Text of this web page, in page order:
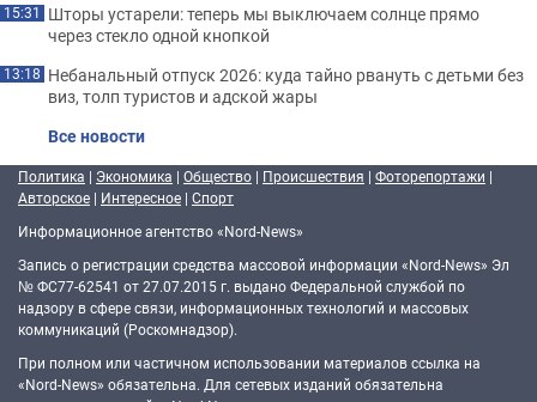
15:31 Шторы устарели: теперь мы выключаем солнце прямо
через стекло одной кнопкой
13:18 Небанальный отпуск 2026: куда тайно рвануть с детьми без
виз, толп туристов и адской жары
Все новости
Политика | Экономика | Общество | Происшествия | Фоторепортажи |
Авторское | Интересное | Спорт
Информационное агентство «Nord-News»
Запись о регистрации средства массовой информации «Nord-News» Эл
№ ФС77-62541 от 27.07.2015 г. выдано Федеральной службой по
надзору в сфере связи, информационных технологий и массовых
коммуникаций (Роскомнадзор).
При полном или частичном использовании материалов ссылка на
«Nord-News» обязательна. Для сетевых изданий обязательна